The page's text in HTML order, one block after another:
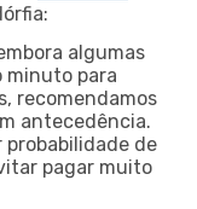
algumas
minuto para
recomendamos
antecedência.
de
pagar muito